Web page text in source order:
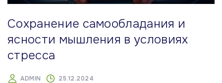
Сохранение самообладания и
ясности мышления в условиях
стресса
ADMIN
25.12.2024